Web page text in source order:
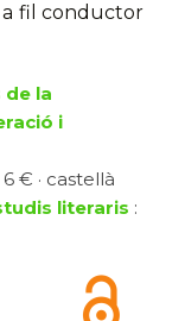
fil conductor
de la
i
6 € · castellà
literaris :